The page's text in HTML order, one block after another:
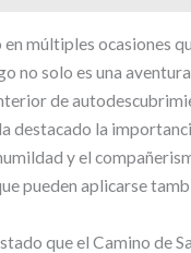
en múltiples ocasiones
no solo es una
de
destacado la
y el
pueden aplicarse
que el Camino de